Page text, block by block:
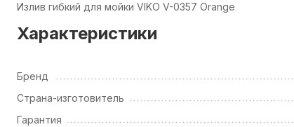
Излив гибкий для мойки VIKO V-0357 Orange
Характеристики
Бренд
Страна-изготовитель
Гарантия